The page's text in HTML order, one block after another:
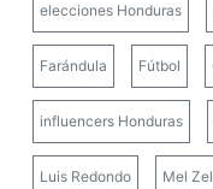
elecciones Honduras
Farándula Fútbol
influencers Honduras
Luis Redondo Mel